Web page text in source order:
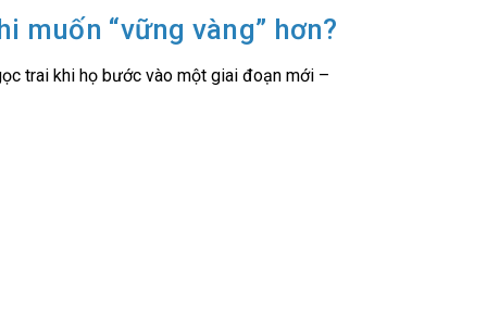
muốn “vững vàng” hơn?
trai khi họ bước vào một giai đoạn mới –